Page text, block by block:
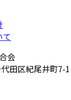
て
会
田区紀尾井町